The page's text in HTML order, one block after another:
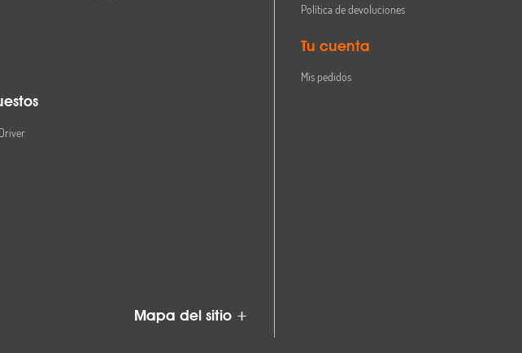
Mapa del sitio +
Política de devoluciones
Tu cuenta
Mis pedidos